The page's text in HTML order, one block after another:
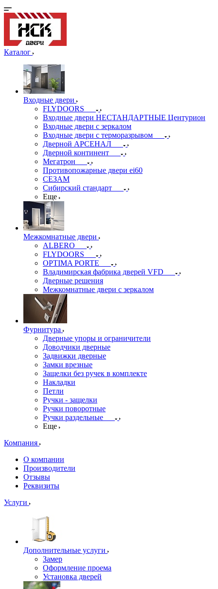
Каталог
Входные двери
FLYDOORS
Входные двери НЕСТАНДАРТНЫЕ Центурион
Входные двери с зеркалом
Входные двери с терморазрывом
Дверной АРСЕНАЛ
Дверной континент
Мегатрон
Противопожарные двери ei60
СЕЗАМ
Сибирский стандарт
Еще
Межкомнатные двери
ALBERO
FLYDOORS
OPTIMA PORTE
Владимирская фабрика дверей VFD
Дверные решения
Межкомнатные двери c зеркалом
Фурнитура
Дверные упоры и ограничители
Доводчики дверные
Задвижки дверные
Замки врезные
Защелки без ручек в комплекте
Накладки
Петли
Ручки - защелки
Ручки поворотные
Ручки раздельные
Еще
Компания
О компании
Производители
Отзывы
Реквизиты
Услуги
Дополнительные услуги
Замер
Оформление проема
Установка дверей